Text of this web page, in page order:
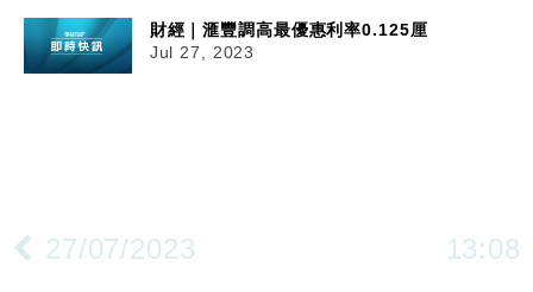
財經｜滙豐調高最優惠利率0.125厘
Jul 27, 2023
27/07/2023 13:08